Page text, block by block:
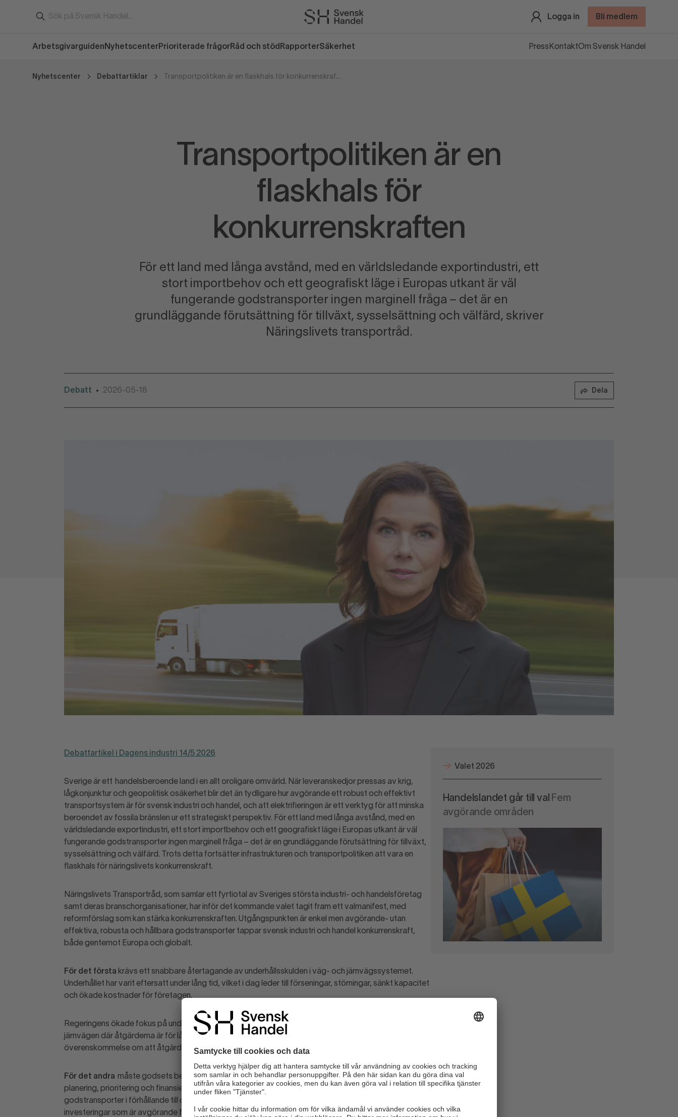
Logga in Bli medlem
Arbetsgivarguiden Nyhetscenter Prioriterade frågor Råd och stöd RapporterSäkerhet Press KontaktOm Svensk Handel
Nyhetscenter Debattartiklar Transportpolitiken är en flaskhals för konkurrenskraften
Transportpolitiken är en
flaskhals för
konkurrenskraften
För ett land med långa avstånd, med en världsledande exportindustri, ett
stort importbehov och ett geografiskt läge i Europas utkant är väl
fungerande godstransporter ingen marginell fråga – det är en
grundläggande förutsättning för tillväxt, sysselsättning och välfärd, skriver
Näringslivets transportråd.
Debatt • 2026-05-18 Dela
Debattartikel i Dagens industri 14/5 2026
Sverige är ett handelsberoende land i en allt oroligare omvärld. När leveranskedjor pressas av krig,
lågkonjunktur och geopolitisk osäkerhet blir det än tydligare hur avgörande ett robust och effektivt
transportsystem är för svensk industri och handel, och att elektrifieringen är ett verktyg för att minska
beroendet av fossila bränslen ur ett strategiskt perspektiv. För ett land med långa avstånd, med en
världsledande exportindustri, ett stort importbehov och ett geografiskt läge i Europas utkant är väl
fungerande godstransporter ingen marginell fråga – det är en grundläggande förutsättning för tillväxt,
sysselsättning och välfärd. Trots detta fortsätter infrastrukturen och transportpolitiken att vara en
flaskhals för näringslivets konkurrenskraft.
Näringslivets Transportråd, som samlar ett fyrtiotal av Sveriges största industri- och handelsföretag
samt deras branschorganisationer, har inför det kommande valet tagit fram ett valmanifest, med
reformförslag som kan stärka konkurrenskraften. Utgångspunkten är enkel men avgörande- utan
effektiva, robusta och hållbara godstransporter tappar svensk industri och handel konkurrenskraft,
både gentemot Europa och globalt.
För det första krävs ett snabbare återtagande av underhållsskulden i väg- och järnvägssystemet.
Underhållet har varit eftersatt under lång tid, vilket i dag leder till förseningar, störningar, sänkt kapacitet
och ökade kostnader för företagen.
Regeringens ökade fokus på underhåll är välkommet, men ambitionerna är otillräckliga – särskilt för
järnvägen där åtgärderna är för långt fram i tiden. Det behövs en blocköverskridande politisk
överenskommelse om att åtgärda hela det eftersatta underhållet.
För det andra måste godsets betydelse värderas högre i de samhällsekonomiska kalkyler som styr
planering, prioritering och finansiering av infrastrukturen. I dag undervärderas nyttan av
godstransporter i förhållande till den samhällsekonomiska nytta de skapar. Det leder till att
investeringar som är avgörande för vår produktivitet och effektivitet nedprioriteras. Framtagandet av
Valet 2026
Handelslandet går till val
Fem
avgörande områden